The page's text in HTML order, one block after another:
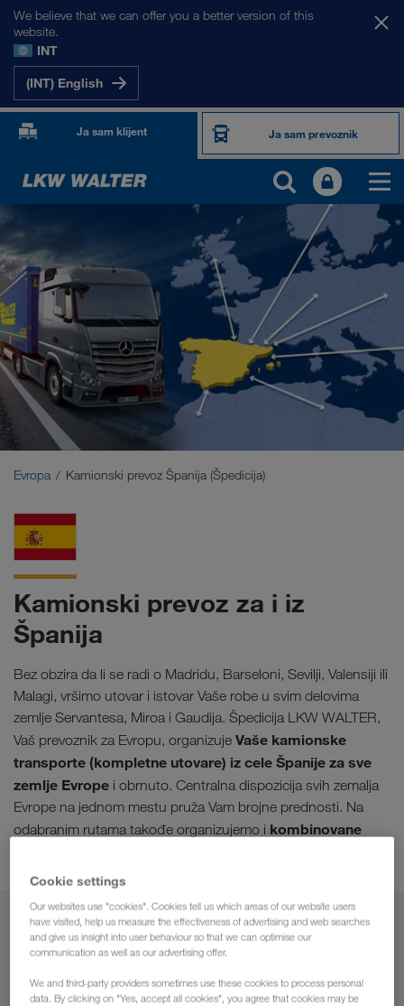
We believe that we can offer you a better version of this
website.
INT
(INT) English
Ja sam klijent Ja sam prevoznik
NAŠA TRŽIŠTA
Evropa
Centralna Azija
Rusija
Bliski Istok
Evropa Kamionski prevoz Španija (Špedicija)
Kamionski prevoz za i iz
Španija
Bez obzira da li se radi o Madridu, Barseloni, Sevilji, Valensiji ili
Malagi, vršimo utovar i istovar Vaše robe u svim delovima
zemlje Servantesa, Miroa i Gaudija. Špedicija LKW WALTER,
Vaš prevoznik za Evropu, organizuje Vaše kamionske
transporte (kompletne utovare) iz cele Španije za sve
zemlje Evrope i obrnuto. Centralna dispozicija svih zemalja
Evrope na jednom mestu pruža Vam brojne prednosti. Na
odabranim rutama takođe organizujemo i kombinovane
Cookie settings
Our websites use "cookies". Cookies tell us which areas of our website users
have visited, help us measure the effectiveness of advertising and web searches
and give us insight into user behaviour so that we can optimise our
communication as well as our advertising offer.
We and third-party providers sometimes use these cookies to process personal
data. By clicking on "Yes, accept all cookies", you agree that cookies may be